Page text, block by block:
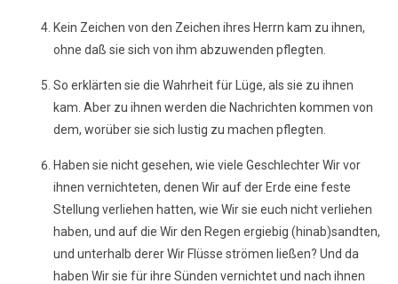
Kein Zeichen von den Zeichen ihres Herrn kam zu ihnen,
ohne daß sie sich von ihm abzuwenden pflegten.
So erklärten sie die Wahrheit für Lüge, als sie zu ihnen
kam. Aber zu ihnen werden die Nachrichten kommen von
dem, worüber sie sich lustig zu machen pflegten.
Haben sie nicht gesehen, wie viele Geschlechter Wir vor
ihnen vernichteten, denen Wir auf der Erde eine feste
Stellung verliehen hatten, wie Wir sie euch nicht verliehen
haben, und auf die Wir den Regen ergiebig (hinab)sandten,
und unterhalb derer Wir Flüsse strömen ließen? Und da
haben Wir sie für ihre Sünden vernichtet und nach ihnen